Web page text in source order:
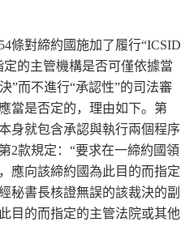
條對締約國施加了履行“ICSID
的主管機構是否可僅依據當
”而不進行“承認性”的司法審
當是否定的，理由如下。第
身就包含承認與執行兩個程序
2款規定：“要求在一締約國領
應向該締約國為此目的而指定
秘書長核證無誤的該裁決的副
目的而指定的主管法院或其他